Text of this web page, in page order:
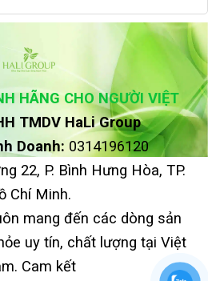
HÃNG CHO NGƯỜI VIỆT
TMDV HaLi Group
Doanh: 0314196120
22, P. Bình Hưng Hòa, TP.
Chí Minh.
mang đến các dòng sản
uy tín, chất lượng tại Việt
Cam kết